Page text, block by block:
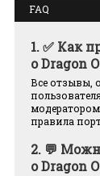
FAQ
1.✅ Как
о Dragon
Все отзывы,
правила
2. 💬
о Dragon